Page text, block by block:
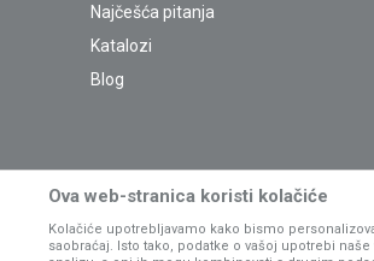
Najčešća pitanja
Katalozi
Blog
Ova web-stranica koristi kolačiće
Kolačiće upotrebljavamo kako bismo
saobraćaj. Isto tako, podatke o vašoj upotrebi